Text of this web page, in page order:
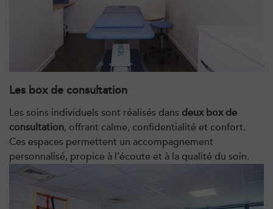
Les box de consultation
Les soins individuels sont réalisés dans deux box de
consultation, offrant calme, confidentialité et confort.
Ces espaces permettent un accompagnement
personnalisé, propice à l’écoute et à la qualité du soin.
IK Châtenay-Malabry – 92
380 Av. de la Division Leclerc 92290
Châtenay-Malabry
380 Av. de la Division Leclerc 92290
01 43 50 05 24
PRENDRE RDV
PRENDRE RDV
Kinésithérapie Balnéothérapie
IK Paris 17 – Villiers